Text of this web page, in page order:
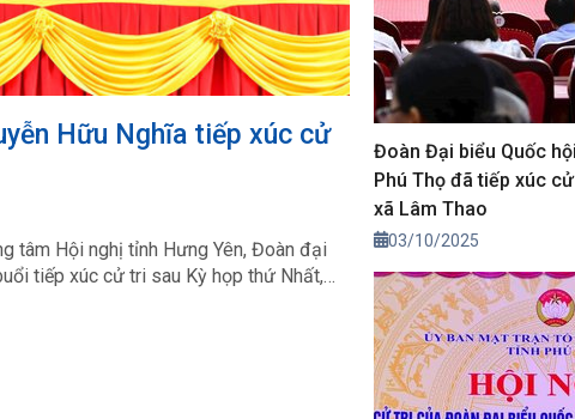
Hữu Nghĩa tiếp xúc cử
tâm Hội nghị tỉnh Hưng Yên, Đoàn đại
tiếp xúc cử tri sau Kỳ họp thứ Nhất,
Đoàn Đại biểu Quốc
Phú Thọ đã tiếp xúc
xã Lâm Thao
03/10/2025